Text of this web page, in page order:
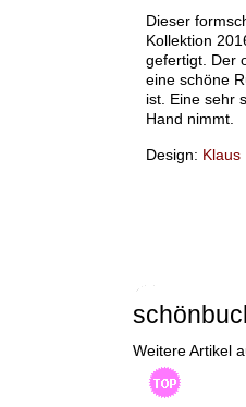
Dieser
Kollektion
gefertigt. Der
eine schöne
ist. Eine sehr
Hand nimmt.
Design: Klaus
Weitere Artikel